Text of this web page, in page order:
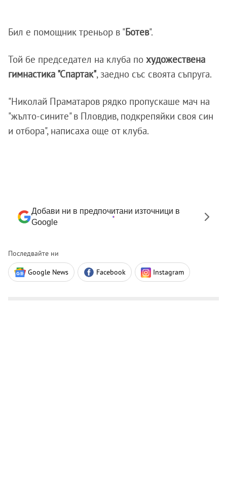
Бил е помощник треньор в "Ботев".
Той бе председател на клуба по художествена
гимнастика "Спартак", заедно със своята съпруга.
"Николай Праматаров рядко пропускаше мач на
"жълто-сините" в Пловдив, подкрепяйки своя син
и отбора", написаха още от клуба.
Добави ни в предпочитани източници в
Google
Последвайте ни
Google News Facebook Instagram